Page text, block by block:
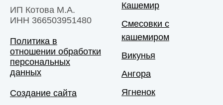
ИП Котова М.А.
ИНН 366503951480
Политика в
отношении обработки
персональных
данных
Создание сайта
Кашемир
Смесовки с
кашемиром
Викунья
Ангора
Ягненок